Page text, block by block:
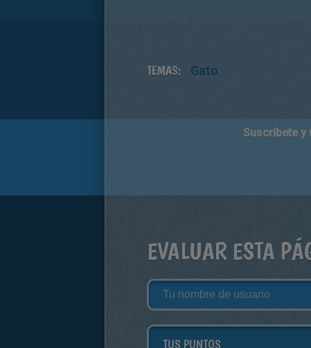
TEMAS: Gato
Suscríbete y
EVALUAR ESTA
TUS PUNTOS